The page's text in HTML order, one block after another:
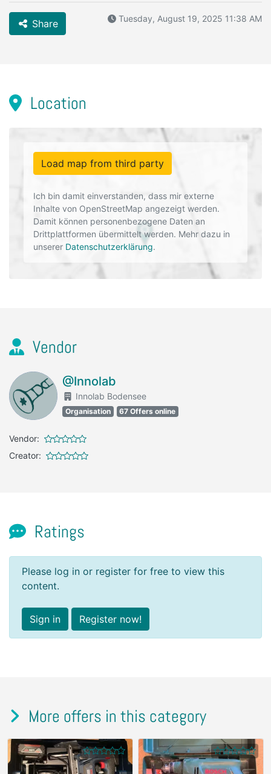
Share Tuesday, August 19, 2025 11:38 AM
Location
Load map from third party
Ich bin damit einverstanden, dass mir externe
Inhalte von OpenStreetMap angezeigt werden.
Damit können personenbezogene Daten an
Drittplattformen übermittelt werden. Mehr dazu in
unserer Datenschutzerklärung.
Vendor
@Innolab
Innolab Bodensee
Organisation 67 Offers online
Vendor:
Creator:
Ratings
Please log in or register for free to view this
content.
Sign in Register now!
More offers in this category